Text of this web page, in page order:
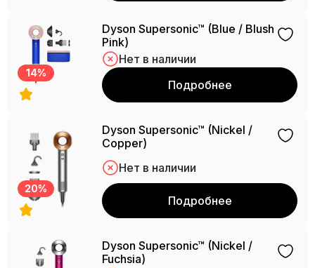
14%
Dyson Supersonic™ (Blue / Blush
Pink)
Нет в наличии
Подробнее
20%
Dyson Supersonic™ (Nickel /
Copper)
Нет в наличии
Подробнее
Dyson Supersonic™ (Nickel /
Fuchsia)